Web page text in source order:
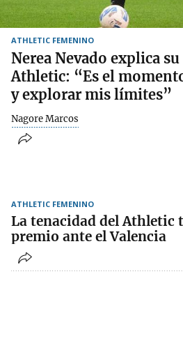
ATHLETIC FEMENINO
Nerea Nevado explica
Athletic: “Es el
y explorar mis límites”
Nagore Marcos
ATHLETIC FEMENINO
La tenacidad del Athletic
premio ante el Valencia